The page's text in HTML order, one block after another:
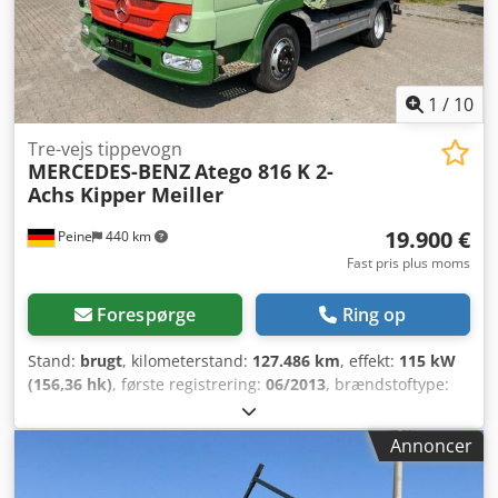
Klimaanlæg Dcsdpfozmydgsx Aa Ejk - Bladfjederaffjedring -
EURO 6 - Nyttelast: 2.140 kg - Dæk: 215/70R17,5 Meget god
stand, tysk køretøj. Eksportpris.
1 / 10
Peine 440 km
Tre-vejs tippevogn
MERCEDES-BENZAtego 816 K 2-
Achs Kipper Meiller
19.900 €
Fast pris plus moms
Forespørge Ring op
Stand: brugt, kilometerstand: 127.486 km, effekt: 115 kW
(156,36 hk), første registrering: 06/2013, brændstoftype:
7.490 kg, farve:
mekanisk, emissionsklasse:Euro 5, antal sæder:3,
4.000 mm ,
, lastepladshøjde: 400 mm
Annoncer